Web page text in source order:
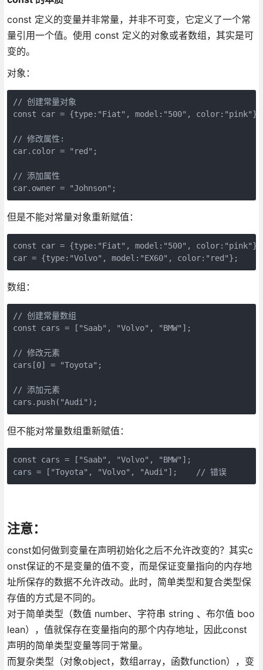
const 定义的变量并非常量，并非不可变，它定义了一个常
量引用一个值。使用 const 定义的对象或者数组，其实是可
变的。
对象：
// 创建常量对象
const car = {type:"Fiat", model:"500", color:"pink"};
// 修改属性:
car.color = "red";
// 添加属性
但是不能对常量对象重新赋值：
const car = {type:"Fiat", model:"500", color:"pink"};
数组：
// 创建常量数组
const cars = ["Saab", "Volvo", "BMW"];
// 修改元素
cars[0] = "Toyota";
// 添加元素
但不能对常量数组重新赋值：
const cars = ["Saab", "Volvo", "BMW"];
cars = ["Toyota", "Volvo", "Audi"];    // 错误
注意：
const如何做到变量在声明初始化之后不允许改变的？其实c
onst保证的不是变量的值不变，而是保证变量指向的内存地
址所保存的数据不允许改动。此时，简单类型和复合类型保
存值的方式是不同的。
对于简单类型（数值 number、字符串 string 、布尔值 boo
lean），值就保存在变量指向的那个内存地址，因此const
声明的简单类型变量等同于常量。
而复杂类型（对象object，数组array，函数function），变